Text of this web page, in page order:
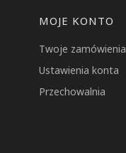
MOJE KONTO
Twoje zamówienia
Ustawienia konta
Przechowalnia